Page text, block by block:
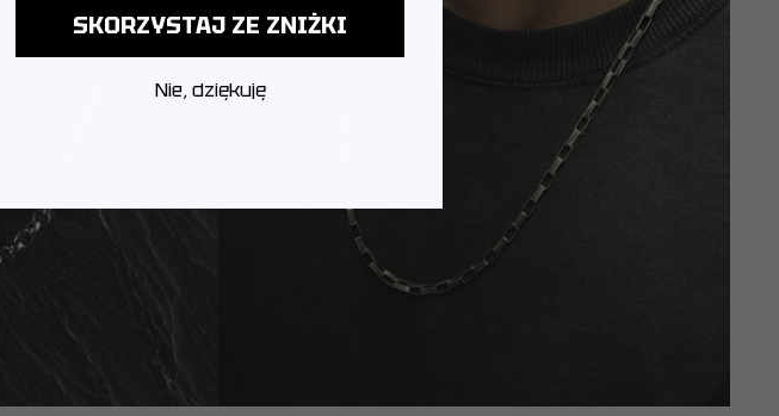
SKORZYSTAJ ZE ZNIŻKI
Nie, dziękuję